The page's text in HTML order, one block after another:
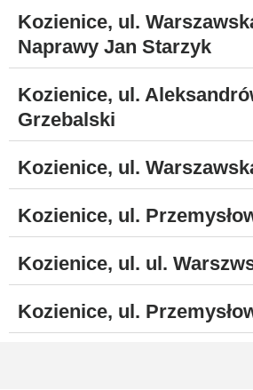
Kozienice, ul.
Naprawy Jan Starzyk
Kozienice, ul.
Grzebalski
Kozienice, ul.
Kozienice, ul.
Kozienice, ul. ul.
Kozienice, ul.